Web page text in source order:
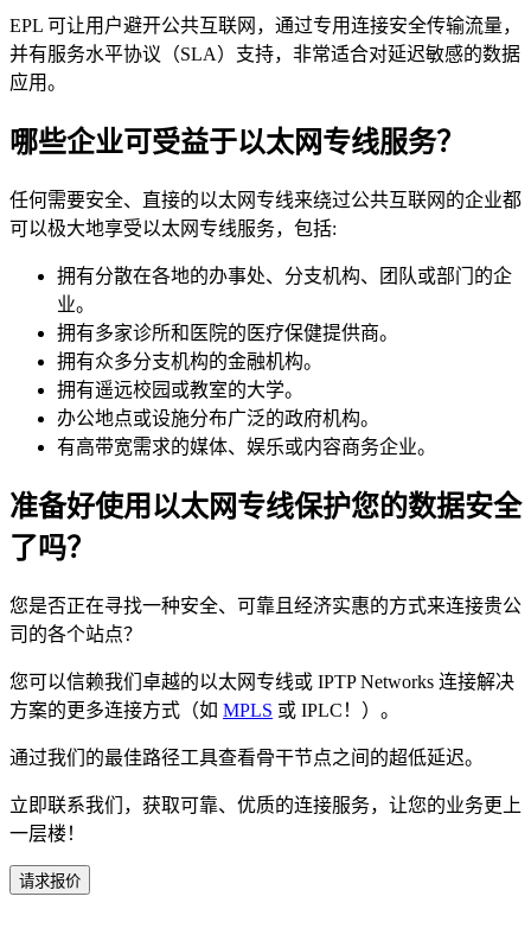
EPL 可让用户避开公共互联网，通过专用连接安全传输流量，
并有服务水平协议（SLA）支持，非常适合对延迟敏感的数据
应用。
哪些企业可受益于以太网专线服务？
任何需要安全、直接的以太网专线来绕过公共互联网的企业都
可以极大地享受以太网专线服务，包括:
拥有分散在各地的办事处、分支机构、团队或部门的企
业。
拥有多家诊所和医院的医疗保健提供商。
拥有众多分支机构的金融机构。
拥有遥远校园或教室的大学。
办公地点或设施分布广泛的政府机构。
有高带宽需求的媒体、娱乐或内容商务企业。
准备好使用以太网专线保护您的数据安全
了吗？
您是否正在寻找一种安全、可靠且经济实惠的方式来连接贵公
司的各个站点？
您可以信赖我们卓越的以太网专线或 IPTP Networks 连接解决
方案的更多连接方式（如 MPLS 或 IPLC！）。
通过我们的最佳路径工具查看骨干节点之间的超低延迟。
立即联系我们，获取可靠、优质的连接服务，让您的业务更上
一层楼！
请求报价